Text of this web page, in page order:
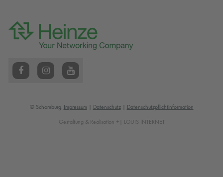
© Schomburg. Impressum Datenschutz| Datenschutzpflichtinformation
Gestaltung & Realisation +| LOUIS INTERNET